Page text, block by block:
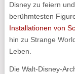
Disney zu feiern
berühmtesten
Installationen von
hin zu Strange
Leben.
Die Walt-Disney-